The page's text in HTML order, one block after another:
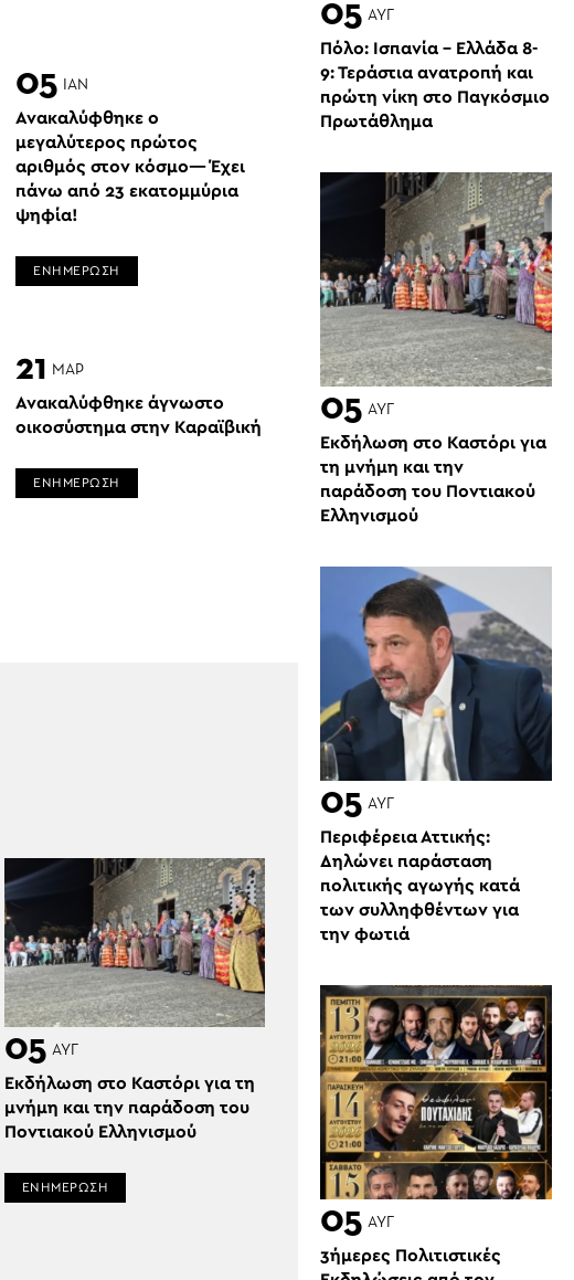
05 ΙΑΝ
Ανακαλύφθηκε ο
μεγαλύτερος πρώτος
αριθμός στον κόσμο— Έχει
πάνω από 23 εκατομμύρια
ψηφία!
ΕΝΗΜΕΡΩΣΗ
21 ΜΑΡ
Ανακαλύφθηκε άγνωστο
οικοσύστημα στην Καραϊβική
ΕΝΗΜΕΡΩΣΗ
05 ΑΥΓ
Εκδήλωση στο Καστόρι για τη
μνήμη και την παράδοση του
Ποντιακού Ελληνισμού
ΕΝΗΜΕΡΩΣΗ
05 ΑΥΓ
Πόλο: Ισπανία – Ελλάδα 8-
9: Τεράστια ανατροπή και
πρώτη νίκη στο Παγκόσμιο
Πρωτάθλημα
05 ΑΥΓ
Εκδήλωση στο Καστόρι για
τη μνήμη και την
παράδοση του Ποντιακού
Ελληνισμού
05 ΑΥΓ
Περιφέρεια Αττικής:
Δηλώνει παράσταση
πολιτικής αγωγής κατά
των συλληφθέντων για
την φωτιά
05 ΑΥΓ
3ήμερες Πολιτιστικές